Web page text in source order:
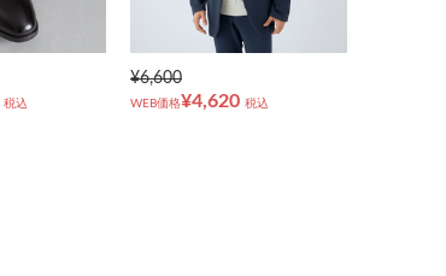
税込
¥6,600
WEB価格¥4,620 税込